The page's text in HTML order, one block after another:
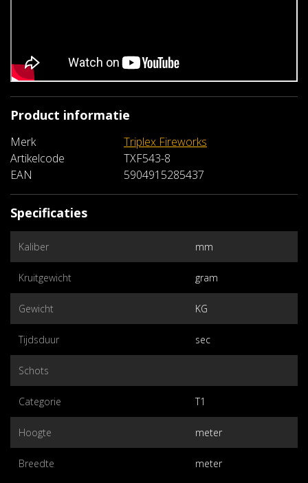
Product informatie
Merk
Triplex Fireworks
Artikelcode
TXF543-8
EAN
5904915285437
Specificaties
Kaliber mm
Kruitgewicht gram
Gewicht KG
Tijdsduur sec
Schots
Categorie T1
Hoogte meter
Breedte meter